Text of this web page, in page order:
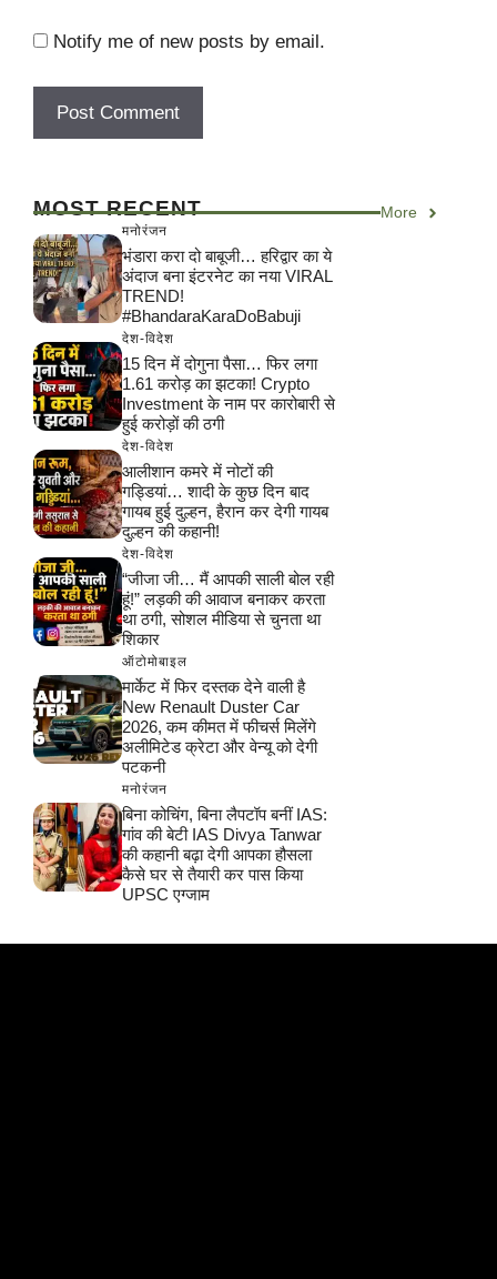
Notify me of new posts by email.
MOST RECENT More
मनोरंजन
भंडारा करा दो बाबूजी… हरिद्वार का ये
अंदाज बना इंटरनेट का नया VIRAL
TREND!
#BhandaraKaraDoBabuji
देश-विदेश
15 दिन में दोगुना पैसा… फिर लगा
1.61 करोड़ का झटका! Crypto
Investment के नाम पर कारोबारी से
हुई करोड़ों की ठगी
देश-विदेश
आलीशान कमरे में नोटों की
गड्डियां… शादी के कुछ दिन बाद
गायब हुई दुल्हन, हैरान कर देगी गायब
दुल्हन की कहानी!
देश-विदेश
“जीजा जी… मैं आपकी साली बोल रही
हूं!” लड़की की आवाज बनाकर करता
था ठगी, सोशल मीडिया से चुनता था
शिकार
ऑटोमोबाइल
मार्केट में फिर दस्तक देने वाली है
New Renault Duster Car
2026, कम कीमत में फीचर्स मिलेंगे
अलीमिटेड क्रेटा और वेन्यू को देगी
पटकनी
मनोरंजन
बिना कोचिंग, बिना लैपटॉप बनीं IAS:
गांव की बेटी IAS Divya Tanwar
की कहानी बढ़ा देगी आपका हौसला
कैसे घर से तैयारी कर पास किया
UPSC एग्जाम